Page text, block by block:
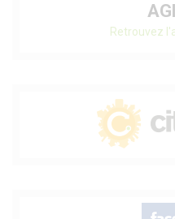
Retrouvez